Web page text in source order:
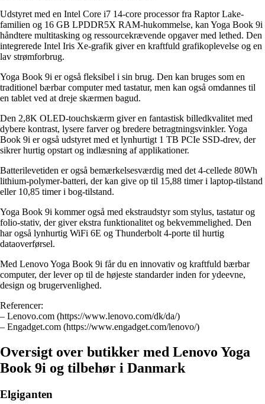
Udstyret med en Intel Core i7 14-core processor fra Raptor Lake-
familien og 16 GB LPDDR5X RAM-hukommelse, kan Yoga Book 9i
håndtere multitasking og ressourcekrævende opgaver med lethed. Den
integrerede Intel Iris Xe-grafik giver en kraftfuld grafikoplevelse og en
lav strømforbrug.
Yoga Book 9i er også fleksibel i sin brug. Den kan bruges som en
traditionel bærbar computer med tastatur, men kan også omdannes til
en tablet ved at dreje skærmen bagud.
Den 2,8K OLED-touchskærm giver en fantastisk billedkvalitet med
dybere kontrast, lysere farver og bredere betragtningsvinkler. Yoga
Book 9i er også udstyret med et lynhurtigt 1 TB PCIe SSD-drev, der
sikrer hurtig opstart og indlæsning af applikationer.
Batterilevetiden er også bemærkelsesværdig med det 4-cellede 80Wh
lithium-polymer-batteri, der kan give op til 15,88 timer i laptop-tilstand
eller 10,85 timer i bog-tilstand.
Yoga Book 9i kommer også med ekstraudstyr som stylus, tastatur og
folio-stativ, der giver ekstra funktionalitet og bekvemmelighed. Den
har også lynhurtig WiFi 6E og Thunderbolt 4-porte til hurtig
dataoverførsel.
Med Lenovo Yoga Book 9i får du en innovativ og kraftfuld bærbar
computer, der lever op til de højeste standarder inden for ydeevne,
design og brugervenlighed.
Referencer:
– Lenovo.com (https://www.lenovo.com/dk/da/)
– Engadget.com (https://www.engadget.com/lenovo/)
Oversigt over butikker med Lenovo Yoga
Book 9i og tilbehør i Danmark
Elgiganten